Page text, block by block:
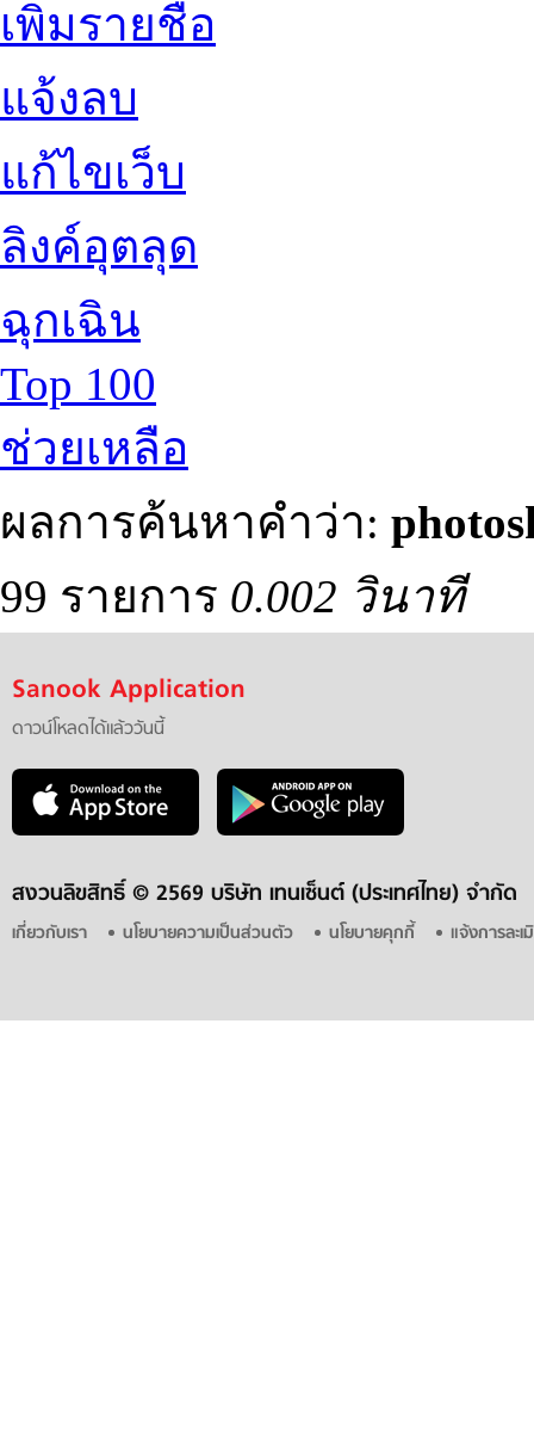
เพิ่มรายชื่อ
แจ้งลบ
แก้ไขเว็บ
ลิงค์อุตลุด
ฉุกเฉิน
Top 100
ช่วยเหลือ
ผลการค้นหาคำว่า:
99 รายการ 0.002 วินาที
Sanook Application
ดาวน์โหลดได้แล้ววันนี้
สงวนลิขสิทธิ์ © 2569 บริษัท เทนเซ็นต์ (ประเทศไทย) จำกัด
เกี่ยวกับเรา นโยบายความเป็นส่วนตัว นโยบายคุกกี้ แจ้งการละ